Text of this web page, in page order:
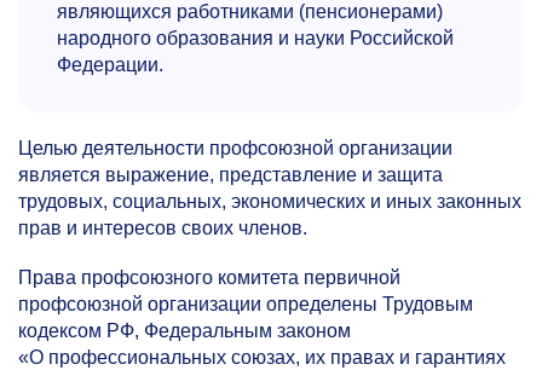
являющихся работниками (пенсионерами)
народного образования и науки Российской
Федерации.
Целью деятельности профсоюзной организации
является выражение, представление и защита
трудовых, социальных, экономических и иных законных
прав и интересов своих членов.
Права профсоюзного комитета первичной
профсоюзной организации определены Трудовым
кодексом РФ, Федеральным законом
«О профессиональных союзах, их правах и гарантиях